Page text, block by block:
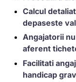
Calcul
depaseste
Angajatorii
aferent
Facilitati
handicap